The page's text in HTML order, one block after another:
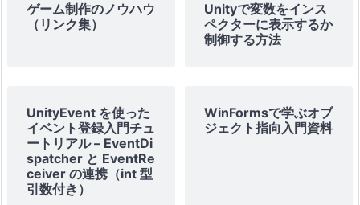
る
べ
例
6.
6.
面
ゲーム制作のノウハウ
（リンク集）
Unityで変数をインス
ペクターに表示するか
制御する方法
UnityEvent を使った
イベント登録入門チュ
ートリアル – EventDi
spatcher と EventRe
ceiver の連携（int 型
引数付き）
WinFormsで学ぶオブ
ジェクト指向入門資料